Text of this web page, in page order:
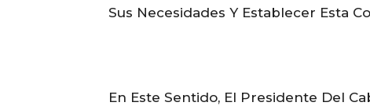
Sus Necesidades Y Establecer Esta
En Este Sentido, El Presidente Del